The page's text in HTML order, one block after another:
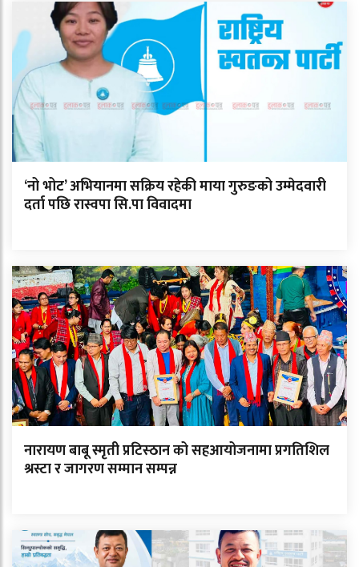
‘नो भोट’ अभियानमा सक्रिय रहेकी माया गुरुङको उम्मेदवारी
दर्ता पछि रास्वपा सि.पा विवादमा
नारायण बाबू स्मृती प्रटिस्ठान को सहआयोजनामा प्रगतिशिल
श्रस्टा र जागरण सम्मान सम्पन्न